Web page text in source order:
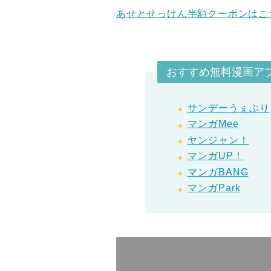
あせとせっけん半額クーポンはこ
おすすめ無料漫画ア
サンデーうぇぶり
マンガMee
ヤンジャン！
マンガUP！
マンガBANG
マンガPark